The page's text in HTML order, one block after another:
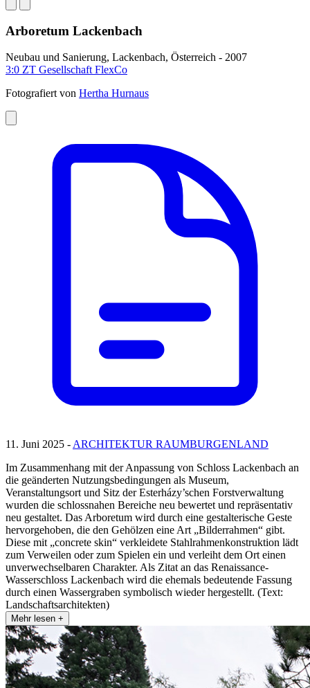
Arboretum Lackenbach
Neubau und Sanierung, Lackenbach, Österreich - 2007
3:0 ZT Gesellschaft FlexCo
Fotografiert von Hertha Hurnaus
11. Juni 2025 -ARCHITEKTUR RAUMBURGENLAND
Im Zusammenhang mit der Anpassung von Schloss Lackenbach an
die geänderten Nutzungsbedingungen als Museum,
Veranstaltungsort und Sitz der Esterházy’schen Forstverwaltung
wurden die schlossnahen Bereiche neu bewertet und repräsentativ
neu gestaltet. Das Arboretum wird durch eine gestalterische Geste
hervorgehoben, die den Gehölzen eine Art „Bilderrahmen“ gibt.
Diese mit „concrete skin“ verkleidete Stahlrahmenkonstruktion lädt
zum Verweilen oder zum Spielen ein und verleiht dem Ort einen
unverwechselbaren Charakter. Als Zitat an das Renaissance-
Wasserschloss Lackenbach wird die ehemals bedeutende Fassung
durch einen Wassergraben symbolisch wieder hergestellt. (Text:
Landschaftsarchitekten)
Mehr lesen +